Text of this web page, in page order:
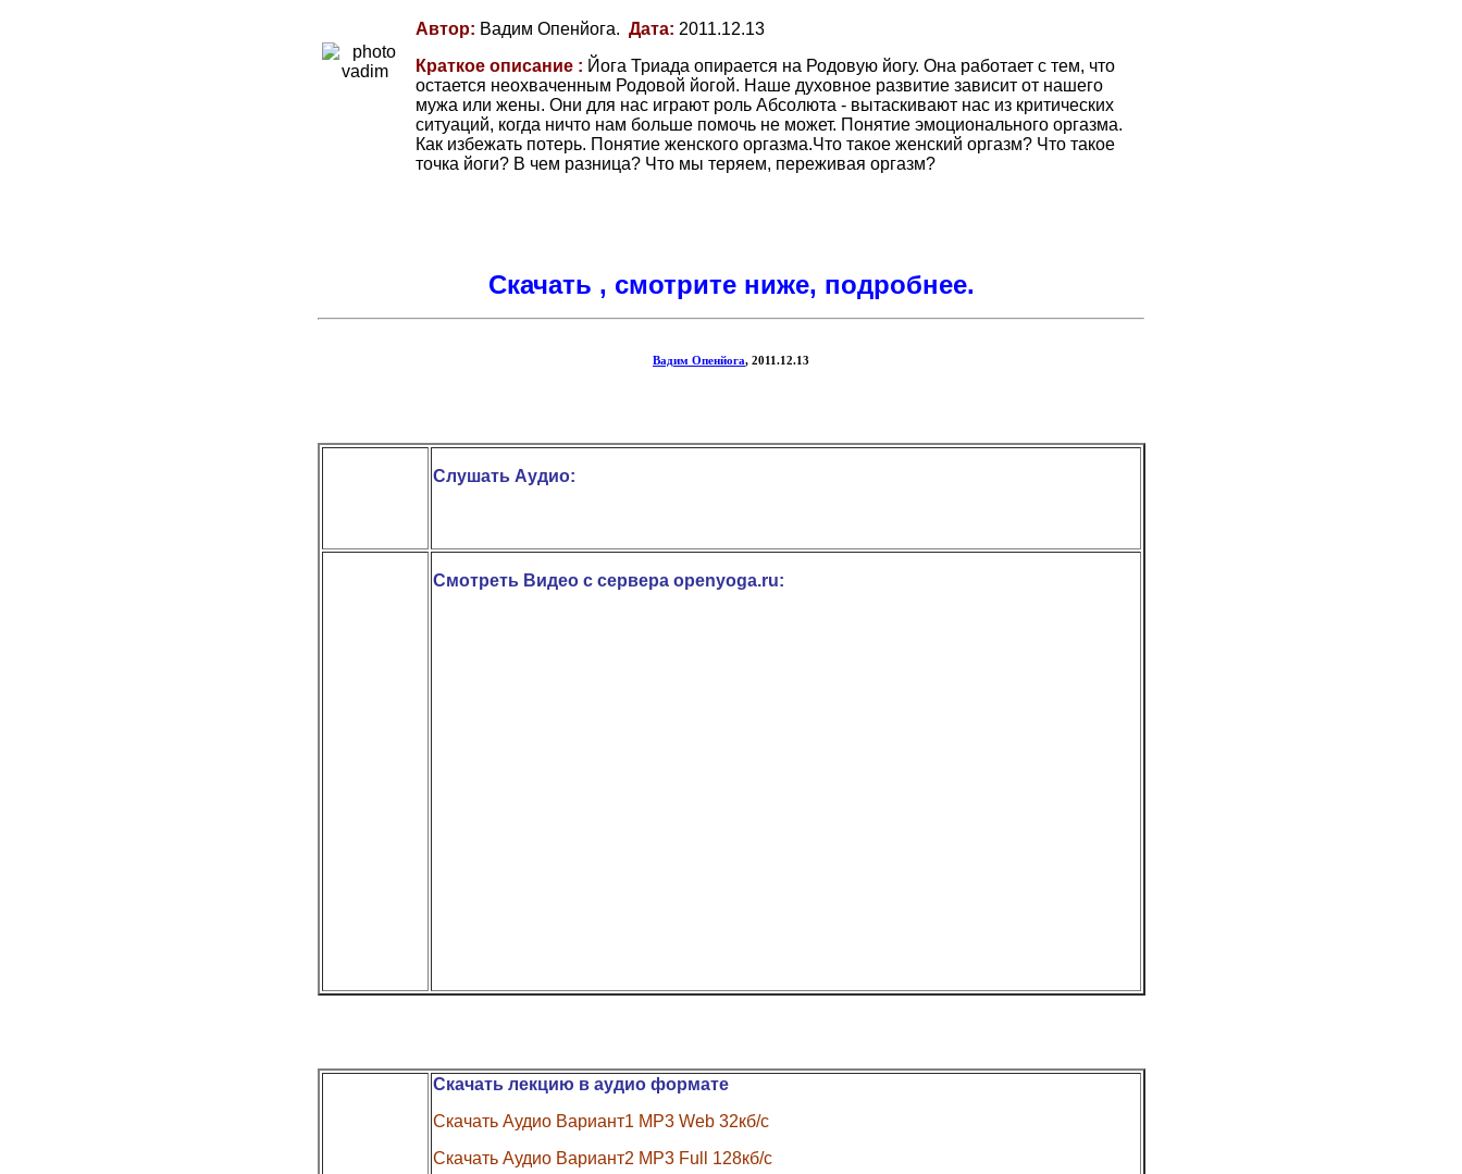
Автор: Вадим Опенйога. Дата: 2011.12.13
Краткое описание : Йога Триада опирается на Родовую йогу. Она работает с тем, что
остается неохваченным Родовой йогой. Наше духовное развитие зависит от нашего
мужа или жены. Они для нас играют роль Абсолюта - вытаскивают нас из критических
ситуаций, когда ничто нам больше помочь не может. Понятие эмоционального оргазма.
Как избежать потерь. Понятие женского оргазма.Что такое женский оргазм? Что такое
точка йоги? В чем разница? Что мы теряем, переживая оргазм?
Скачать , смотрите ниже, подробнее.
Вадим Опенйога, 2011.12.13
Слушать Аудио:
Смотреть Видео с сервера openyoga.ru:
Скачать лекцию в аудио формате
Скачать Аудио Вариант1 MP3 Web 32кб/с
Скачать Аудио Вариант2 MP3 Full 128кб/с